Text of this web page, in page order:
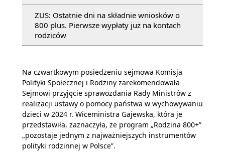
ZUS: Ostatnie dni na składnie wniosków o
800 plus. Pierwsze wypłaty już na kontach
rodziców
Na czwartkowym posiedzeniu sejmowa Komisja
Polityki Społecznej i Rodziny zarekomendowała
Sejmowi przyjęcie sprawozdania Rady Ministrów z
realizacji ustawy o pomocy państwa w wychowywaniu
dzieci w 2024 r. Wiceministra Gajewska, która je
przedstawiła, zaznaczyła, że program „Rodzina 800+”
„pozostaje jednym z najważniejszych instrumentów
polityki rodzinnej w Polsce”.